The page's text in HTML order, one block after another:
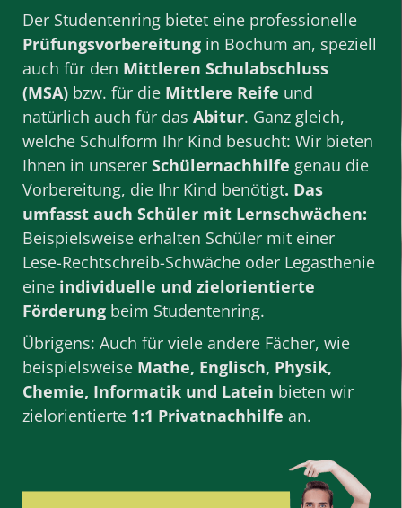
Der Studentenring bietet eine professionelle
Prüfungsvorbereitung in Bochum an, speziell
auch für den Mittleren Schulabschluss
(MSA) bzw. für die Mittlere Reife und
natürlich auch für das Abitur. Ganz gleich,
welche Schulform Ihr Kind besucht: Wir bieten
Ihnen in unserer Schülernachhilfe genau die
Vorbereitung, die Ihr Kind benötigt. Das
umfasst auch Schüler mit Lernschwächen:
Beispielsweise erhalten Schüler mit einer
Lese-Rechtschreib-Schwäche oder Legasthenie
eine individuelle und zielorientierte
Förderung beim Studentenring.
Übrigens: Auch für viele andere Fächer, wie
beispielsweise Mathe, Englisch, Physik,
Chemie, Informatik und Latein bieten wir
zielorientierte 1:1 Privatnachhilfe an.